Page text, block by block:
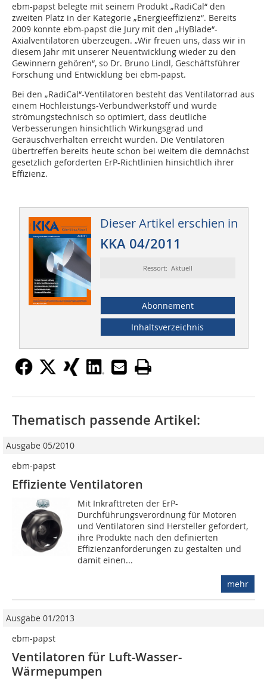
ebm-papst belegte mit seinem Produkt „RadiCal“ den
zweiten Platz in der Kategorie „Energieeffizienz“. Bereits
2009 konnte ebm-papst die Jury mit den „HyBlade“-
Axialventilatoren überzeugen. „Wir freuen uns, dass wir in
diesem Jahr mit unserer Neuentwicklung wieder zu den
Gewinnern gehören“, so Dr. Bruno Lindl, Geschäftsführer
Forschung und Entwicklung bei ebm-papst.
Bei den „RadiCal“-Ventilatoren besteht das Ventilatorrad aus
einem Hochleistungs-Verbundwerkstoff und wurde
strömungstechnisch so optimiert, dass deutliche
Verbesserungen hinsichtlich Wirkungsgrad und
Geräuschverhalten erreicht wurden. Die Ventilatoren
übertreffen bereits heute schon bei weitem die demnächst
gesetzlich geforderten ErP-Richtlinien hinsichtlich ihrer
Effizienz.
Dieser Artikel erschien in
KKA 04/2011
Ressort: Aktuell
Abonnement
Inhaltsverzeichnis
Thematisch passende Artikel:
Ausgabe 05/2010
ebm-papst
Effiziente Ventilatoren
Mit Inkrafttreten der ErP-
Durchführungsverordnung für Motoren
und Ventilatoren sind Hersteller gefordert,
ihre Produkte nach den definierten
Effizienzanforderungen zu gestalten und
damit einen...
mehr
Ausgabe 01/2013
ebm-papst
Ventilatoren für Luft-Wasser-
Wärmepumpen